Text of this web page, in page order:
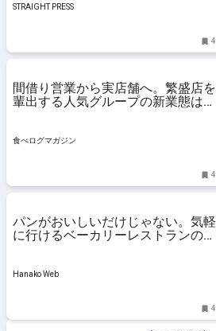
STRAIGHT PRESS
4
間借り営業から実店舗へ。繁盛店を
輩出する人気グループの新業態は、
ン
食べログマガジン
4
パンがおいしいだけじゃない。気軽
に行けるベーカリーレストランの名
Hanako Web
4